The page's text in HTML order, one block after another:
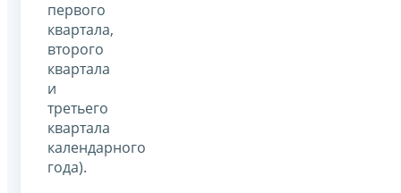
первого
квартала,
второго
квартала
и
третьего
квартала
календарного
года).